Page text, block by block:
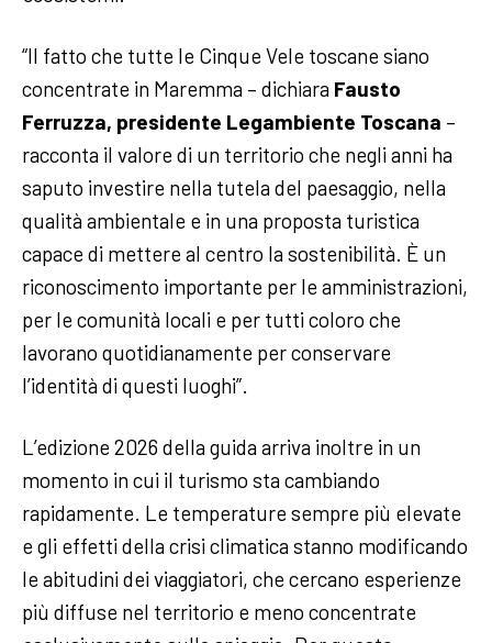
“Il fatto che tutte le Cinque Vele toscane siano
concentrate in Maremma – dichiara Fausto
Ferruzza, presidente Legambiente Toscana –
racconta il valore di un territorio che negli anni ha
saputo investire nella tutela del paesaggio, nella
qualità ambientale e in una proposta turistica
capace di mettere al centro la sostenibilità. È un
riconoscimento importante per le amministrazioni,
per le comunità locali e per tutti coloro che
lavorano quotidianamente per conservare
l’identità di questi luoghi”.
L’edizione 2026 della guida arriva inoltre in un
momento in cui il turismo sta cambiando
rapidamente. Le temperature sempre più elevate
e gli effetti della crisi climatica stanno modificando
le abitudini dei viaggiatori, che cercano esperienze
più diffuse nel territorio e meno concentrate